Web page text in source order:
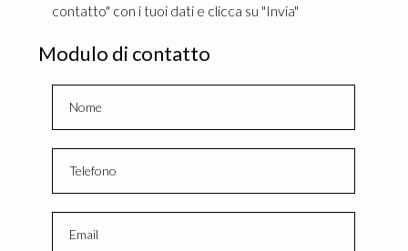
contatto" con i tuoi dati e clicca su "Invia"
Modulo di contatto